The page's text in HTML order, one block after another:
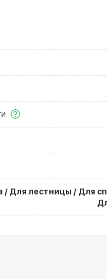
/ Для лестницы / Для